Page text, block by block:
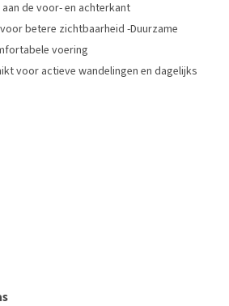
de voor- en achterkant
betere zichtbaarheid -Duurzame
voering
voor actieve wandelingen en dagelijks